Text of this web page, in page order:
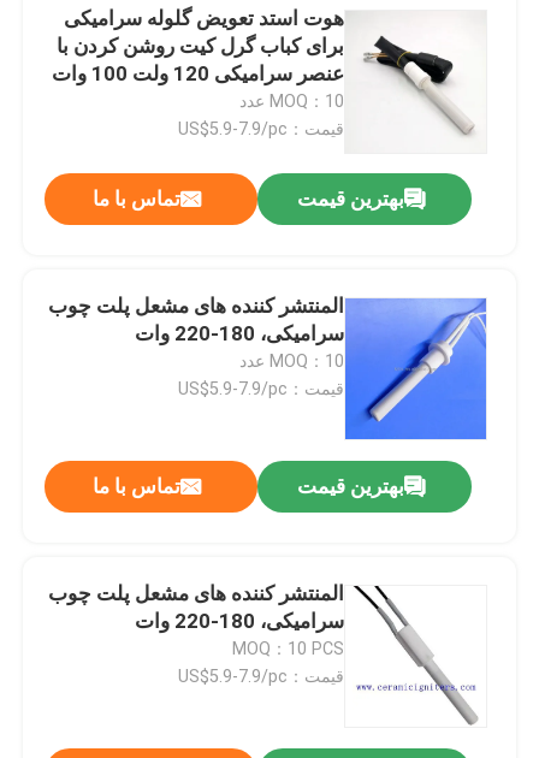
پیام بگذارید
ما به زودی با شما تماس خواهیم گرفت
ارسال
هوت استد تعویض گلوله سرامیکی
برای کباب گرل کیت روشن کردن با
عنصر سرامیکی 120 ولت 100 وات
MOQ：10 عدد
قیمت：US$5.9-7.9/pc
بهترین قیمت تماس با ما
المنتشر کننده های مشعل پلت چوب
سرامیکی، 180-220 وات
MOQ：10 عدد
قیمت：US$5.9-7.9/pc
بهترین قیمت تماس با ما
المنتشر کننده های مشعل پلت چوب
سرامیکی، 180-220 وات
MOQ：10 PCS
قیمت：US$5.9-7.9/pc